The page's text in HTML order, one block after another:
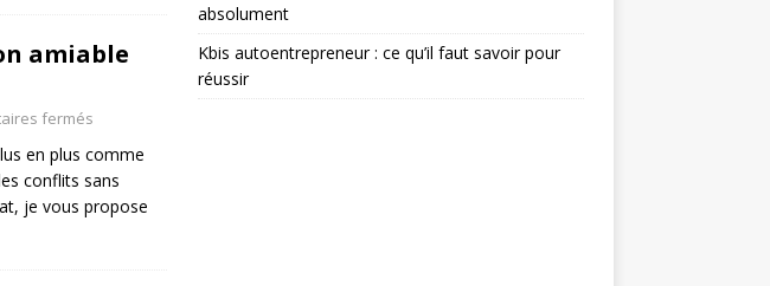
amiable
fermés
en plus comme
conflits sans
je vous propose
absolument
Kbis autoentrepreneur : ce qu’il faut savoir pour
réussir